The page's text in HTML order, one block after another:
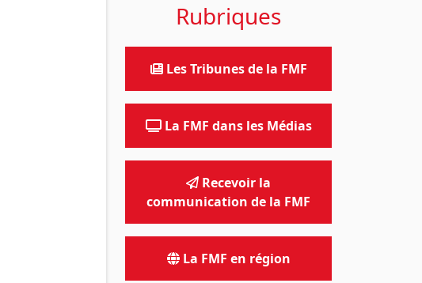
Rubriques
Les Tribunes de la FMF
La FMF dans les Médias
Recevoir la
communication de la FMF
La FMF en région